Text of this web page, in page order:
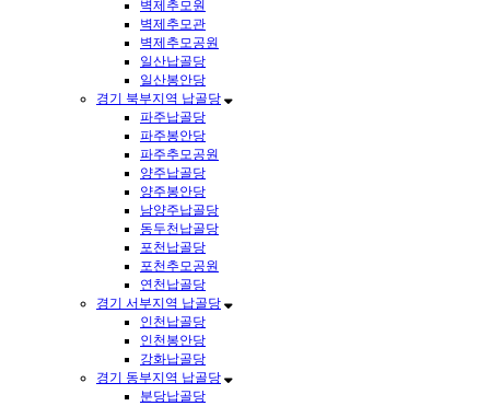
벽제추모원
벽제추모관
벽제추모공원
일산납골당
일산봉안당
경기 북부지역 납골당
파주납골당
파주봉안당
파주추모공원
양주납골당
양주봉안당
남양주납골당
동두천납골당
포천납골당
포천추모공원
연천납골당
경기 서부지역 납골당
인천납골당
인천봉안당
강화납골당
경기 동부지역 납골당
분당납골당